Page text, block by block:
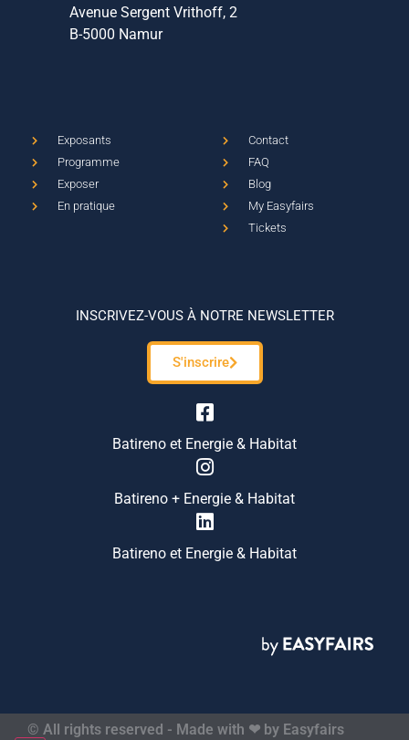
Avenue Sergent Vrithoff, 2
B-5000 Namur
Exposants
Programme
Exposer
En pratique
Contact
FAQ
Blog
My Easyfairs
Tickets
INSCRIVEZ-VOUS À NOTRE NEWSLETTER
S'inscrire
Batireno et Energie & Habitat
Batireno + Energie & Habitat
Batireno et Energie & Habitat
© All rights reserved - Made with ❤ by Easyfairs